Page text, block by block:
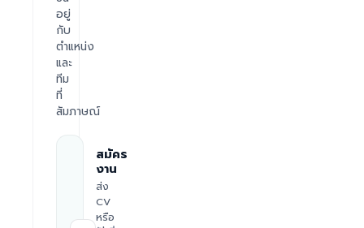
อยู่
กับ
ตำแหน่ง
และ
ทีม
ที่
สัมภาษณ์
สมัคร
งาน
ส่ง
CV
หรือ